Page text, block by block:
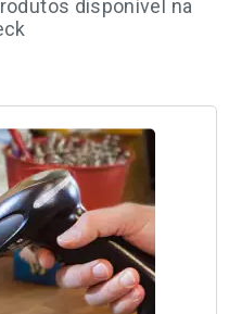
disponível na